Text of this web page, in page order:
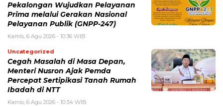
Pekalongan Wujudkan Pelayanan
Prima melalui Gerakan Nasional
Pelayanan Publik (GNPP-247)
Kamis, 6 Agu 2026 - 10:36 WIB
Uncategorized
Cegah Masalah di Masa Depan,
Menteri Nusron Ajak Pemda
Percepat Sertipikasi Tanah Rumah
Ibadah di NTT
Kamis, 6 Agu 2026 - 10:34 WIB